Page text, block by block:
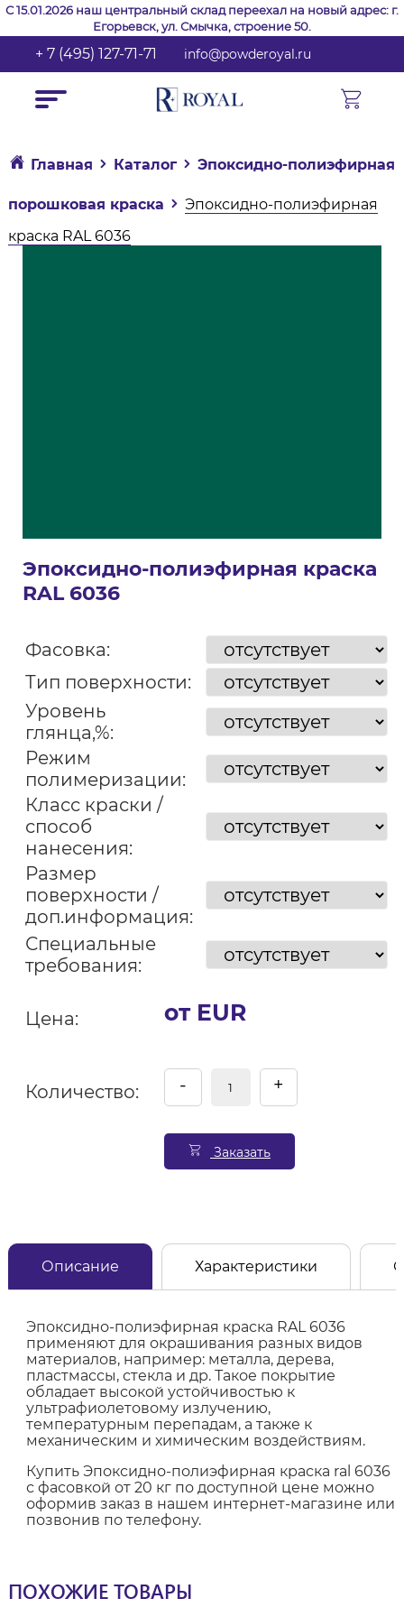
С 15.01.2026 наш центральный склад переехал на новый адрес: г.
Егорьевск, ул. Смычка, строение 50.
+ 7 (495) 127-71-71 info@powderoyal.ru
Главная Каталог Эпоксидно-полиэфирная
порошковая краска
Эпоксидно-полиэфирная
краска RAL 6036
Эпоксидно-полиэфирная краска
RAL 6036
Фасовка:
Тип поверхности:
Уровень
глянца,%:
Режим
полимеризации:
Класс краски /
способ
нанесения:
Размер
поверхности /
доп.информация:
Специальные
требования:
Цена: от EUR
Количество: - +
Заказать
Описание Характеристики
Эпоксидно-полиэфирная краска RAL 6036
применяют для окрашивания разных видов
материалов, например: металла, дерева,
пластмассы, стекла и др. Такое покрытие
обладает высокой устойчивостью к
ультрафиолетовому излучению,
температурным перепадам, а также к
механическим и химическим воздействиям.
Купить Эпоксидно-полиэфирная краска ral 6036
с фасовкой от 20 кг по доступной цене можно
оформив заказ в нашем интернет-магазине или
позвонив по телефону.
ПОХОЖИЕ ТОВАРЫ